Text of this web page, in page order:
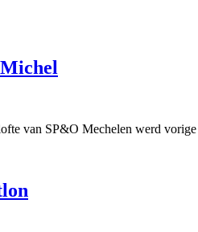
van SP&O Mechelen werd